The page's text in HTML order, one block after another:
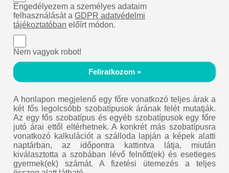
Engedélyezem a személyes adataim
felhasználását aGDPR adatvédelmi
tájékoztatóban előírt módon.
Nem vagyok robot!
Feliratkozom »
A honlapon megjelenő egy főre vonatkozó teljes árak a
két fős legolcsóbb szobatípusok árának felét mutatják.
Az egy fős szobatípus és egyéb szobatípusok egy főre
jutó árai ettől eltérhetnek. A konkrét más szobatípusra
vonatkozó kalkulációt a szálloda lapján a képek alatti
naptárban, az időpontra kattintva látja, miután
kiválasztotta a szobában lévő felnőtt(ek) és esetleges
gyermek(ek) számát. A fizetési ütemezés a teljes